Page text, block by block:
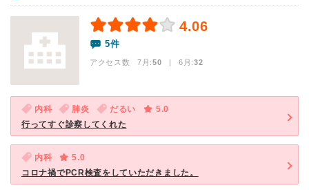
4.06
5件
アクセス数 7月:50 | 6月:32
内科 肺炎 だるい
5.0
行ってすぐ診察してくれた
内科
5.0
コロナ禍でPCR検査をしていただきました。